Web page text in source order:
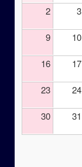
2 3
9 10
16 17
23 24
30 31